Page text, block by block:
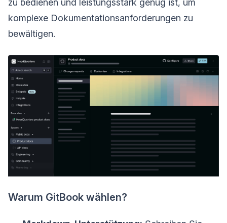
zu bedienen und leistungsstark genug ist, um
komplexe Dokumentationsanforderungen zu
bewältigen.
Warum GitBook wählen?